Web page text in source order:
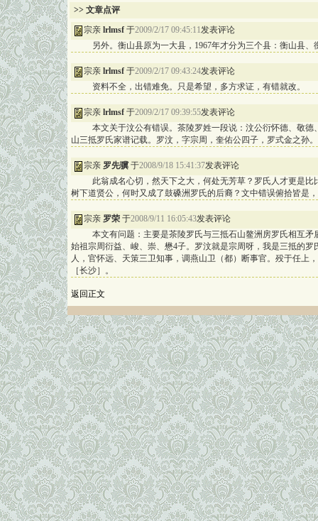
>> 文章点评
宗亲 lrlmsf 于2009/2/17 09:45:11发表评论
另外。衡山县原为一大县，1967年才分为三个县：衡山县、
宗亲 lrlmsf 于2009/2/17 09:43:24发表评论
资料不全，出错难免。只是希望，多方求证，有错就改。
宗亲 lrlmsf 于2009/2/17 09:39:55发表评论
本文关于汶公有错误。茶陵罗姓一段说：汶公衍怀德、敬
山三抵罗氏家谱记载。罗汶，字宗周，奎佑公四子，罗式金之孙。
宗亲 罗先骥 于2008/9/18 15:41:37发表评论
此翁成名心切，然天下之大，何处无芳草？罗氏人才更是
树下道贤公，何时又成了鼓磉洲罗氏的后裔？文中错误俯拾皆是
宗亲 罗荣 于2008/9/11 16:05:43发表评论
本文有问题：主要是茶陵罗氏与三抵石山鳌洲房罗氏相互
始祖宗周衍益、峻、崇、懋4子。罗汶就是宗周呀，我是三抵的
人，官怀远、天策三卫知事，调燕山卫（都）断事官。殁于任上
［长沙］。
返回正文